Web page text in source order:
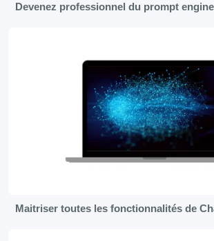
Devenez professionnel du prompt
Maitriser toutes les fonctionnalités de